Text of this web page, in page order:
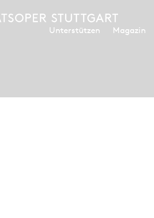
Unterstützen Magazin